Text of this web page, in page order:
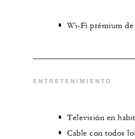
Wi-Fi prémium de
ENTRETENIMIENTO
Televisión en
Cable con todos